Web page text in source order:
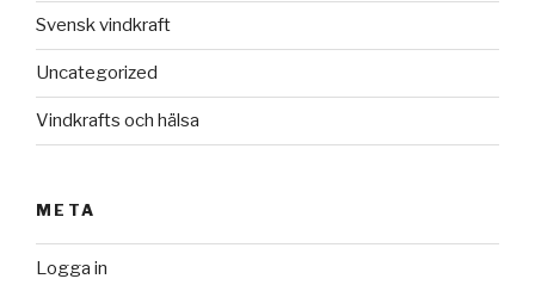
Svensk vindkraft
Uncategorized
Vindkrafts och hälsa
META
Logga in